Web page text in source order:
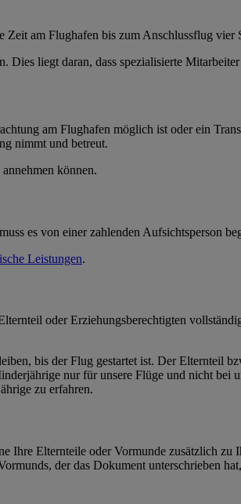
Zeit am Flughafen bis zum Anschlussflug vier
Dies liegt daran, dass spezialisierte
am Flughafen möglich ist oder ein
nimmt und betreut.
können.
es von einer zahlenden Aufsichtsperson
Leistungen.
oder Erziehungsberechtigten
bis der Flug gestartet ist. Der Elternteil
nur für unsere Flüge und nicht bei
zu erfahren.
Ihre Elternteile oder Vormunde zusätzlich
der das Dokument unterschrieben